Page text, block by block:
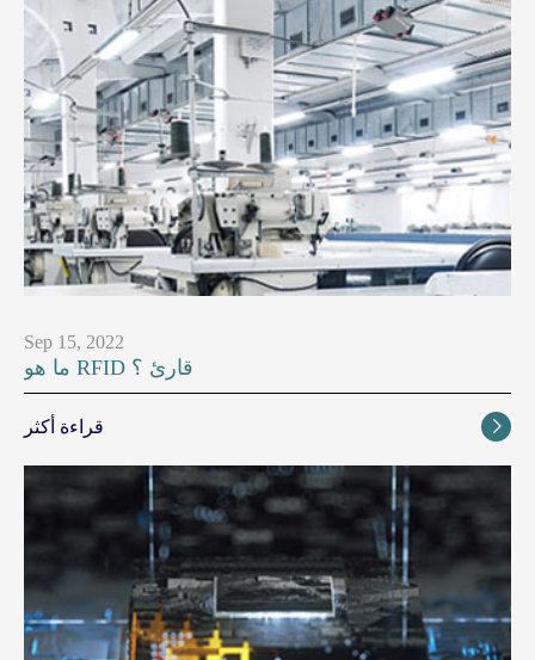
Sep 15, 2022
ما هو RFID قارئ ؟
قراءة أكثر 